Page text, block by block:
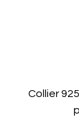
Collier